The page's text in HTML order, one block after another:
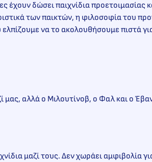
έχουν δώσει παιχνίδια προετοιμασίας
των παικτών, η φιλοσοφία του
ελπίζουμε να το ακολουθήσουμε πιστά
μας, αλλά ο Μιλουτίνοβ, ο Φαλ και ο
μαζί τους. Δεν χωράει αμφιβολία